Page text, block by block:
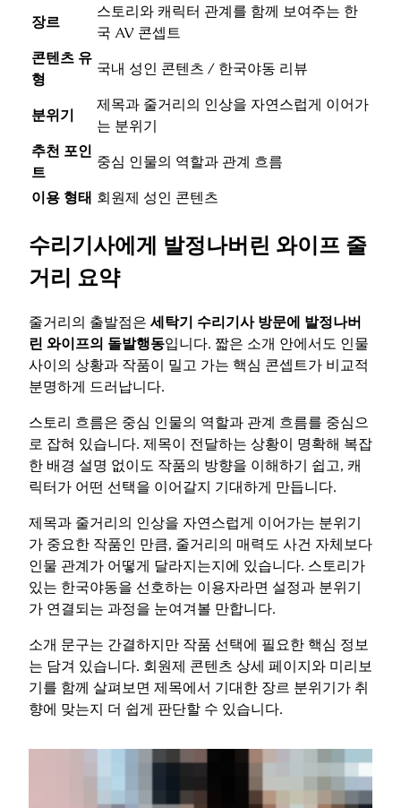
장르
스토리와 캐릭터 관계를 함께 보여주는 한
국 AV 콘셉트
콘텐츠 유
형
국내 성인 콘텐츠 / 한국야동 리뷰
분위기
제목과 줄거리의 인상을 자연스럽게 이어가
는 분위기
추천 포인
트
중심 인물의 역할과 관계 흐름
이용 형태 회원제 성인 콘텐츠
수리기사에게 발정나버린 와이프 줄
거리 요약
줄거리의 출발점은 세탁기 수리기사 방문에 발정나버
린 와이프의 돌발행동입니다. 짧은 소개 안에서도 인물
사이의 상황과 작품이 밀고 가는 핵심 콘셉트가 비교적
분명하게 드러납니다.
스토리 흐름은 중심 인물의 역할과 관계 흐름를 중심으
로 잡혀 있습니다. 제목이 전달하는 상황이 명확해 복잡
한 배경 설명 없이도 작품의 방향을 이해하기 쉽고, 캐
릭터가 어떤 선택을 이어갈지 기대하게 만듭니다.
제목과 줄거리의 인상을 자연스럽게 이어가는 분위기
가 중요한 작품인 만큼, 줄거리의 매력도 사건 자체보다
인물 관계가 어떻게 달라지는지에 있습니다. 스토리가
있는 한국야동을 선호하는 이용자라면 설정과 분위기
가 연결되는 과정을 눈여겨볼 만합니다.
소개 문구는 간결하지만 작품 선택에 필요한 핵심 정보
는 담겨 있습니다. 회원제 콘텐츠 상세 페이지와 미리보
기를 함께 살펴보면 제목에서 기대한 장르 분위기가 취
향에 맞는지 더 쉽게 판단할 수 있습니다.